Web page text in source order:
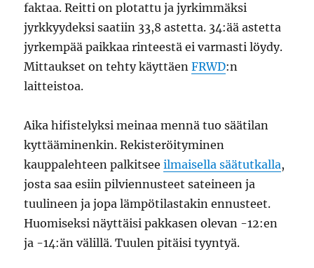
faktaa. Reitti on plotattu ja jyrkimmäksi
jyrkkyydeksi saatiin 33,8 astetta. 34:ää astetta
jyrkempää paikkaa rinteestä ei varmasti löydy.
Mittaukset on tehty käyttäenFRWD:n
laitteistoa.
Aika hifistelyksi meinaa mennä tuo säätilan
kyttääminenkin. Rekisteröityminen
kauppalehteen palkitseeilmaisella säätutkalla,
josta saa esiin pilviennusteet sateineen ja
tuulineen ja jopa lämpötilastakin ennusteet.
Huomiseksi näyttäisi pakkasen olevan -12:en
ja -14:än välillä. Tuulen pitäisi tyyntyä.